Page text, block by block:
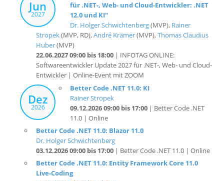
Dr. Holger Schwichtenberg(MVP),Rainer
Stropek
(MVP, RD),André Krämer
Huber
(MVP)
22.06.2027 09:00 bis 18:00 | INFOTAG ONLINE:
Softwareentwickler Update 2027 für .NET-, Web- und Cloud-
Entwickler | Online-Event mit ZOOM
Dez
2026
Better Code .NET 11.0: KI
Rainer Stropek
09.12.2026 09:00 bis 17:00| Better Code .NET
11.0 | Online
Better Code .NET 11.0: Blazor 11.0
Dr. Holger Schwichtenberg
03.12.2026 09:00 bis 17:00| Better Code .NET 11.0 | Online
Better Code .NET 11.0: Entity Framework Core 11.0
Live-Coding
Dr. Holger Schwichtenberg
01.12.2026 09:00 bis 17:00